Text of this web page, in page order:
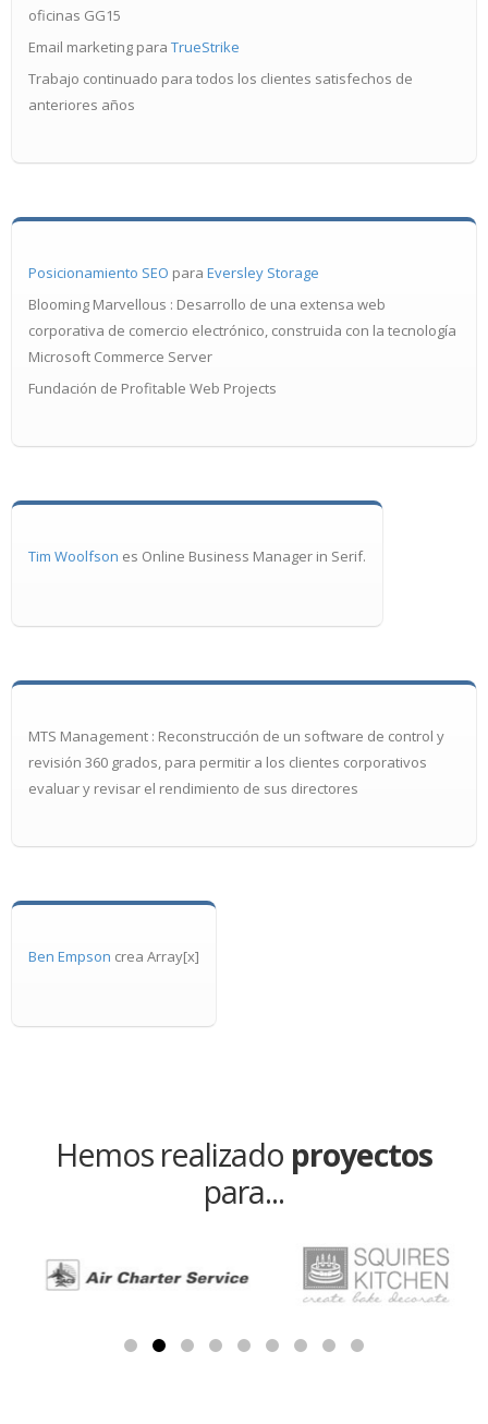
oficinas GG15
Email marketing para TrueStrike
Trabajo continuado para todos los clientes satisfechos de
anteriores años
Posicionamiento SEO para Eversley Storage
Blooming Marvellous : Desarrollo de una extensa web
corporativa de comercio electrónico, construida con la tecnología
Microsoft Commerce Server
Fundación de Profitable Web Projects
Tim Woolfson es Online Business Manager in Serif.
MTS Management : Reconstrucción de un software de control y
revisión 360 ​​grados, para permitir a los clientes corporativos
evaluar y revisar el rendimiento de sus directores
Ben Empson crea Array[x]
Hemos realizado proyectos
para...